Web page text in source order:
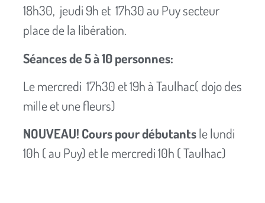
18h30, jeudi 9h et 17h30 au Puy secteur
place de la libération.
Séances de 5 à 10 personnes:
Le mercredi 17h30 et 19h à Taulhac( dojo des
mille et une fleurs)
NOUVEAU! Cours pour débutantsle lundi
10h ( au Puy) et le mercredi 10h ( Taulhac)